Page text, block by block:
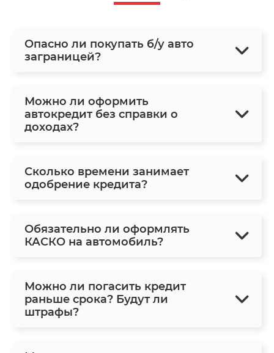
Опасно ли покупать б/у авто
заграницей?
Можно ли оформить
автокредит без справки о
доходах?
Сколько времени занимает
одобрение кредита?
Обязательно ли оформлять
КАСКО на автомобиль?
Можно ли погасить кредит
раньше срока? Будут ли
штрафы?